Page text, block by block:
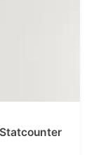
Statcounter